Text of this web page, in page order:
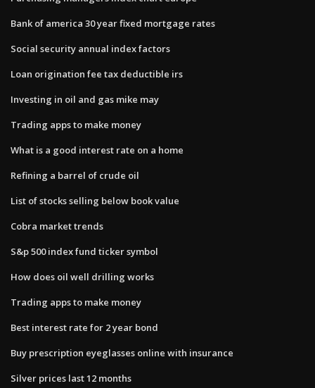
Bank of america 30 year fixed mortgage rates
Social security annual index factors
Loan origination fee tax deductible irs
Investing in oil and gas mike may
Trading apps to make money
What is a good interest rate on a home
Refining a barrel of crude oil
List of stocks selling below book value
Cobra market trends
S&p 500 index fund ticker symbol
How does oil well drilling works
Trading apps to make money
Best interest rate for 2 year bond
Buy prescription eyeglasses online with insurance
Silver prices last 12 months